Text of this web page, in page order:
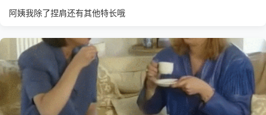
阿姨我除了捏肩还有其他特长哦